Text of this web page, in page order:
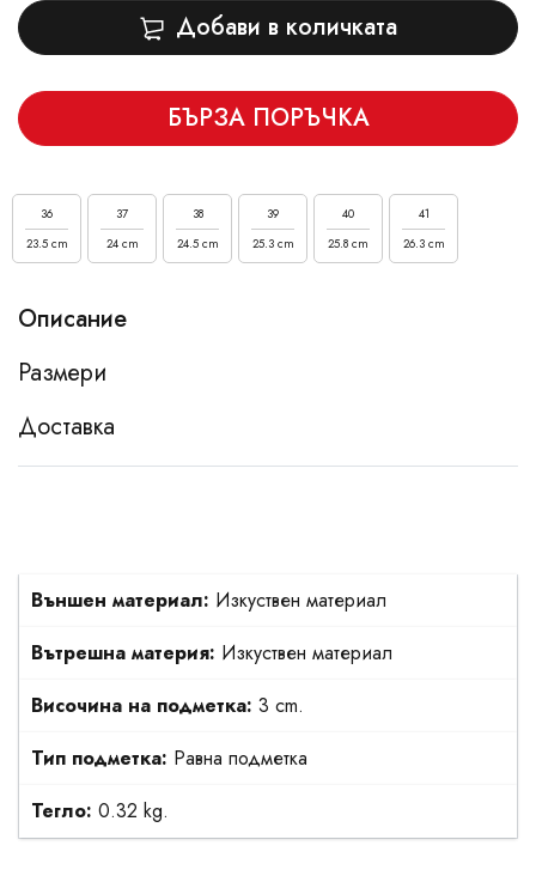
Добави в количката
БЪРЗА ПОРЪЧКА
36
23.5 cm
37
24 cm
38
24.5 cm
39
25.3 cm
40
25.8 cm
41
26.3 cm
Описание
Размери
Доставка
Външен материал: Изкуствен материал
Вътрешна материя: Изкуствен материал
Височина на подметка: 3 cm.
Тип подметка: Равна подметка
Тегло: 0.32 kg.